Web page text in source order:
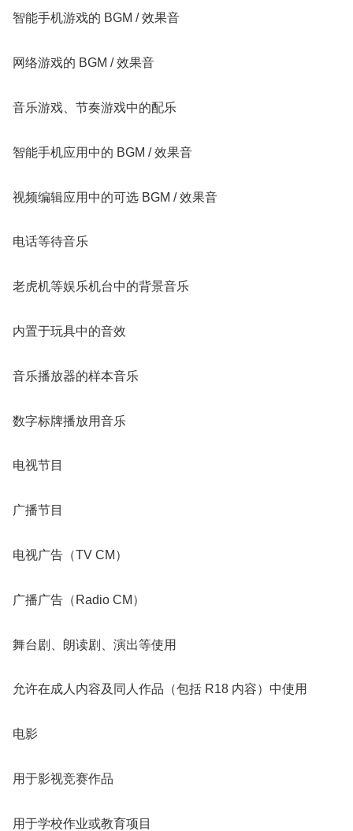
智能手机游戏的 BGM / 效果音
网络游戏的 BGM / 效果音
音乐游戏、节奏游戏中的配乐
智能手机应用中的 BGM / 效果音
视频编辑应用中的可选 BGM / 效果音
电话等待音乐
老虎机等娱乐机台中的背景音乐
内置于玩具中的音效
音乐播放器的样本音乐
数字标牌播放用音乐
电视节目
广播节目
电视广告（TV CM）
广播广告（Radio CM）
舞台剧、朗读剧、演出等使用
允许在成人内容及同人作品（包括 R18 内容）中使用
电影
用于影视竞赛作品
用于学校作业或教育项目